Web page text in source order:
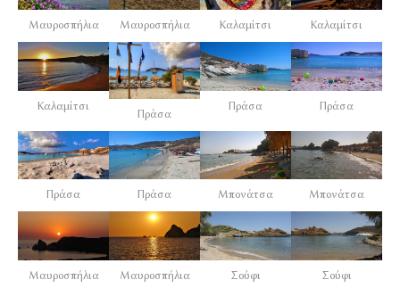
Μαυροσπήλια Μαυροσπήλια Καλαμίτσι Καλαμίτσι
Καλαμίτσι
Πράσα
Πράσα Πράσα
Πράσα Πράσα Μπονάτσα Μπονάτσα
Μαυροσπήλια Μαυροσπήλια Σούφι Σούφι